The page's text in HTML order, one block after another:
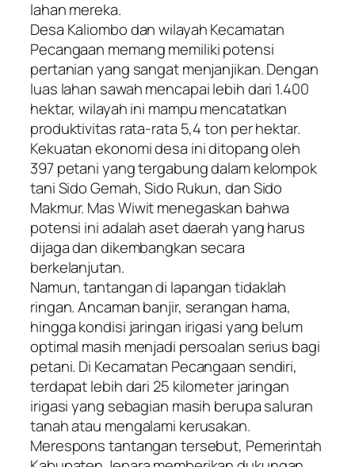
lahan mereka.
​Desa Kaliombo dan wilayah Kecamatan
Pecangaan memang memiliki potensi
pertanian yang sangat menjanjikan. Dengan
luas lahan sawah mencapai lebih dari 1.400
hektar, wilayah ini mampu mencatatkan
produktivitas rata-rata 5,4 ton per hektar.
Kekuatan ekonomi desa ini ditopang oleh
397 petani yang tergabung dalam kelompok
tani Sido Gemah, Sido Rukun, dan Sido
Makmur. Mas Wiwit menegaskan bahwa
potensi ini adalah aset daerah yang harus
dijaga dan dikembangkan secara
berkelanjutan.
​Namun, tantangan di lapangan tidaklah
ringan. Ancaman banjir, serangan hama,
hingga kondisi jaringan irigasi yang belum
optimal masih menjadi persoalan serius bagi
petani. Di Kecamatan Pecangaan sendiri,
terdapat lebih dari 25 kilometer jaringan
irigasi yang sebagian masih berupa saluran
tanah atau mengalami kerusakan.
Merespons tantangan tersebut, Pemerintah